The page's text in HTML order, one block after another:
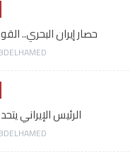
حصار إيران البحري..
الرئيس الإيراني